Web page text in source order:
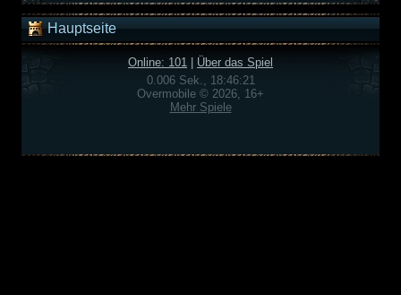
Hauptseite
Online: 101
Über das Spiel
0.006 Sek., 18:46:21
Overmobile © 2026, 16+
Mehr Spiele